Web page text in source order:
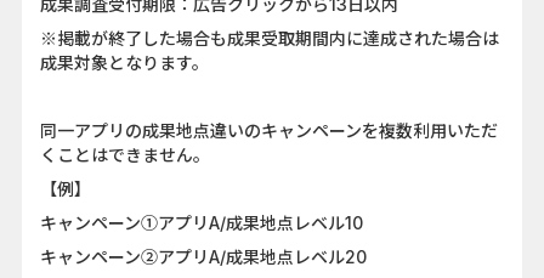
※掲載が終了した場合も成果受取期間内に達成された場合は
成果対象となります。
同一アプリの成果地点違いのキャンペーンを複数利用いただ
くことはできません。
【例】
キャンペーン①アプリA/成果地点レベル10
キャンペーン②アプリA/成果地点レベル20